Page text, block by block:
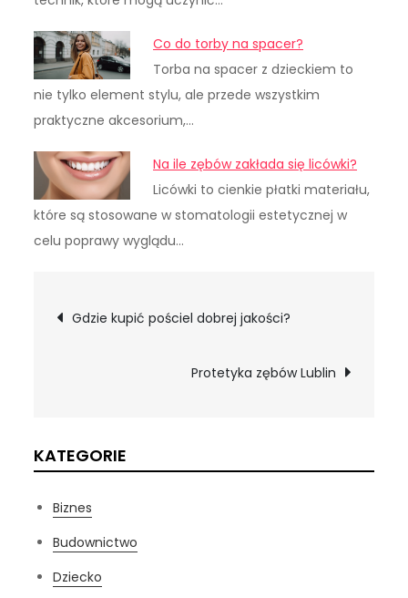
Co do torby na spacer?
Torba na spacer z dzieckiem to
nie tylko element stylu, ale przede wszystkim
praktyczne akcesorium,…
Na ile zębów zakłada się licówki?
Licówki to cienkie płatki materiału,
które są stosowane w stomatologii estetycznej w
celu poprawy wyglądu…
Nawigacja
Gdzie kupić pościel dobrej jakości?
Protetyka zębów Lublin
KATEGORIE
Biznes
Budownictwo
Dziecko